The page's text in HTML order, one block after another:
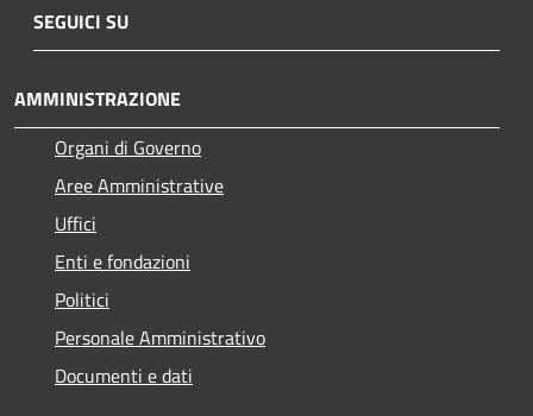
SEGUICI SU
AMMINISTRAZIONE
Organi di Governo
Aree Amministrative
Uffici
Enti e fondazioni
Politici
Personale Amministrativo
Documenti e dati